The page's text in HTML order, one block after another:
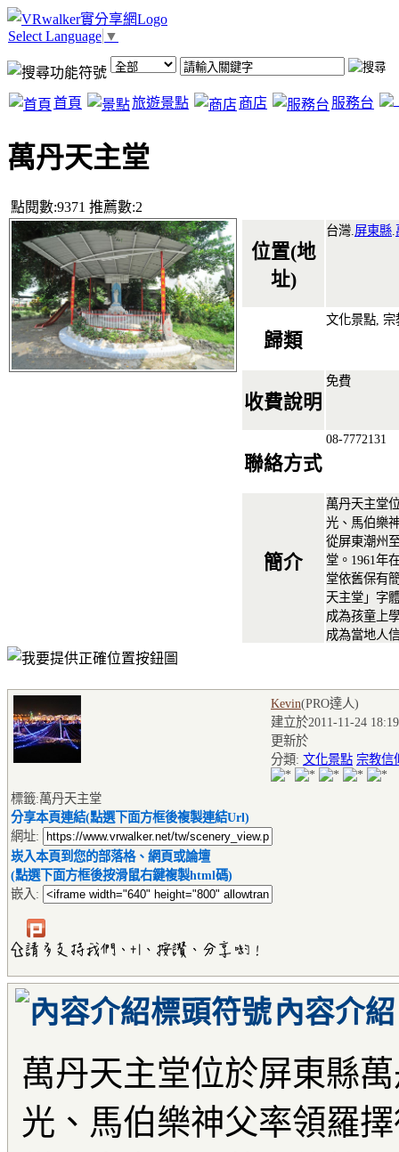
Select Language ▼
首頁 旅遊景點 商店 服務台
萬丹天主堂
點閱數:9371 推薦數:2
位置(地
址)
台灣. 屏東縣
歸類
文化景點, 宗
收費說明
免費
聯絡方式
08-7772131
簡介
萬丹天主堂
光、馬伯樂
從屏東潮州
堂。1961年
堂依舊保有
天主堂」字
成為孩童上
成為當地人
Kevin(PRO達人)
建立於2011-11-24
更新於
分類: 文化景點 宗教信
標籤:萬丹天主堂
分享本頁連結(點選下面方框後複製連結Url)
網址:
崁入本頁到您的部落格、網頁或論壇
(點選下面方框後按滑鼠右鍵複製html碼)
嵌入:
內容介紹
萬丹天主堂位於屏東縣
光、馬伯樂神父率領羅